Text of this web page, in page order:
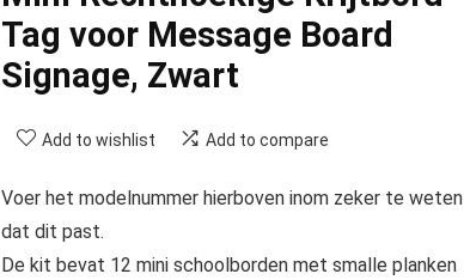
Tag voor Message Board
Signage, Zwart
Add to wishlist Add to compare
Voer het modelnummer hierboven inom zeker te weten
dat dit past.
De kit bevat 12 mini schoolborden met smalle planken